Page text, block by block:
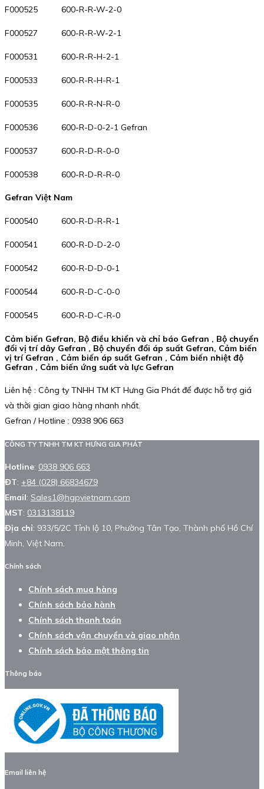
F000525 600-R-R-W-2-0
F000527 600-R-R-W-2-1
F000531 600-R-R-H-2-1
F000533 600-R-R-H-R-1
F000535 600-R-R-N-R-0
F000536 600-R-D-0-2-1 Gefran
F000537 600-R-D-R-0-0
F000538 600-R-D-R-R-0
Gefran Việt Nam
F000540 600-R-D-R-R-1
F000541 600-R-D-D-2-0
F000542 600-R-D-D-0-1
F000544 600-R-D-C-0-0
F000545 600-R-D-C-R-0
Cảm biến Gefran, Bộ điều khiển và chỉ báo Gefran , Bộ chuyển
đổi vị trí dây Gefran , Bộ chuyển đổi áp suất Gefran, Cảm biến
vị trí Gefran , Cảm biến áp suất Gefran , Cảm biến nhiệt độ
Gefran , Cảm biến ứng suất và lực Gefran
Liên hệ : Công ty TNHH TM KT Hưng Gia Phát để được hỗ trợ giá
và thời gian giao hàng nhanh nhất.
Gefran / Hotline : 0938 906 663
CÔNG TY TNHH TM KT HƯNG GIA PHÁT
Hotline: 0938 906 663
ĐT: +84 (028) 66834679
Email: Sales1@hgpvietnam.com
MST: 0313138119
Địa chỉ: 933/5/2C Tỉnh lộ 10, Phường Tân Tạo, Thành phố Hồ Chí
Minh, Việt Nam.
Chính sách
Chính sách mua hàng
Chính sách bảo hành
Chính sách thanh toán
Chính sách vận chuyển và giao nhận
Chính sách bảo mật thông tin
Thông báo
Email liên hệ